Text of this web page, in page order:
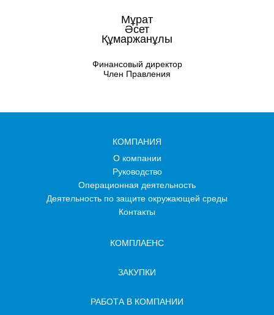
Мұрат
Әсет
Құмаржанұлы
Финансовый директор
Член Правления
КОМПАНИЯ
О компании
Руководство
Операционная деятельность
Деятельность по защите окружающей среды
Контакты
КОМПЛАЕНС
ЗАКУПКИ
РАБОТА В КОМПАНИИ